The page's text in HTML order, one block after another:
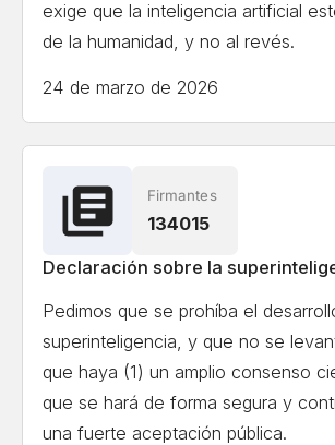
thought-leader
Ian Hogarth Co-author State of AI
Ver la lista completa de firmantes
Si se intenta cargar la lista completa
un dispositivo móvil o con una
exige que la inteligencia artificial
de la humanidad, y no al revés.
24 de marzo de 2026
Firmantes
134015
Declaración sobre la
Pedimos que se prohíba el
superinteligencia, y que no se
que haya (1) un amplio consenso
que se hará de forma segura y
una fuerte aceptación pública.